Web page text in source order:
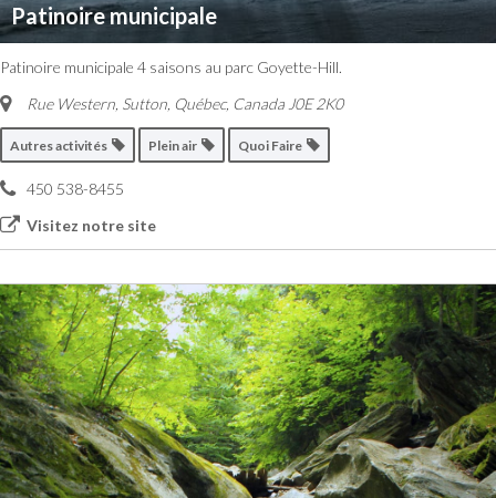
Patinoire municipale
Patinoire municipale 4 saisons au parc Goyette-Hill.
Rue Western, Sutton Québec, Canada J0E 2K0
Autres activités Plein air Quoi Faire
450 538-8455
Visitez notre site